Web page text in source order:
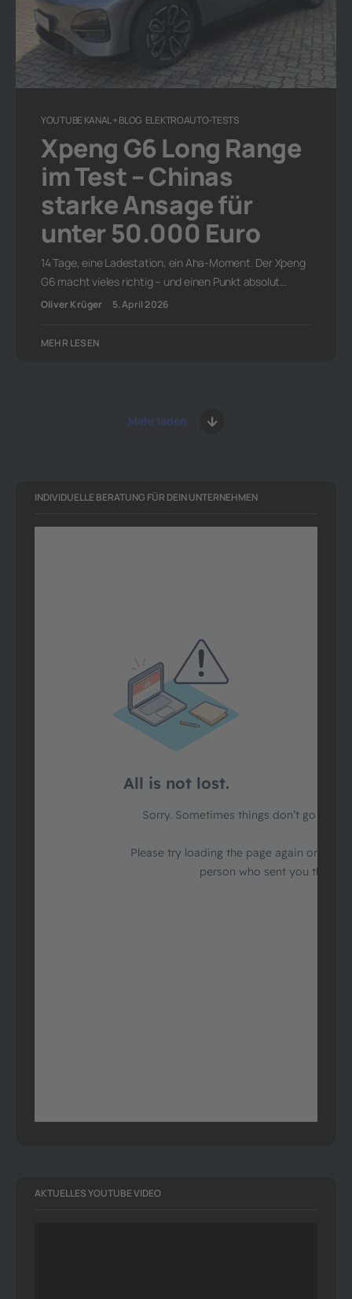
YOUTUBE KANAL + BLOG ELEKTROAUTO-TESTS
Xpeng G6 Long Range
im Test – Chinas
starke Ansage für
unter 50.000 Euro
14 Tage, eine Ladestation, ein Aha-Moment. Der Xpeng
G6 macht vieles richtig – und einen Punkt absolut…
Oliver Krüger 5. April 2026
MEHR LESEN
Mehr laden
INDIVIDUELLE BERATUNG FÜR DEIN UNTERNEHMEN
AKTUELLES YOUTUBE VIDEO